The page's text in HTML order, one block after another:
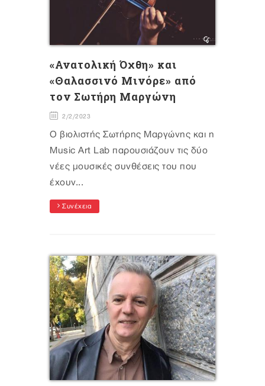
«Ανατολική Όχθη» και
«Θαλασσινό Μινόρε» από
τον Σωτήρη Μαργώνη
2/2/2023
Ο βιολιστής Σωτήρης Μαργώνης και η
Μusic Art Lab παρουσιάζουν τις δύο
νέες μουσικές συνθέσεις του που
έχουν...
Συνέχεια